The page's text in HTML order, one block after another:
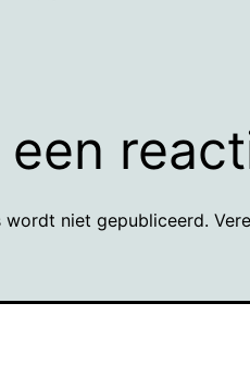
een
wordt niet gepubliceerd.